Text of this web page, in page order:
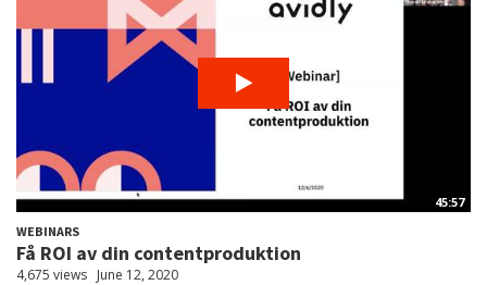
45:57
WEBINARS
Få ROI av din contentproduktion
4,675 views June 12, 2020